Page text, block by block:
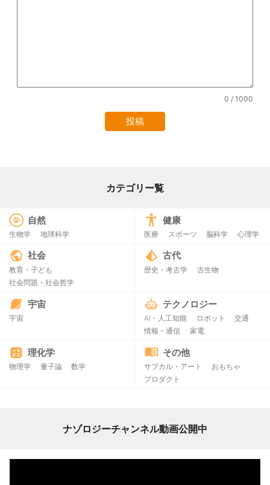
0 / 1000
カテゴリー覧
自然
生物学 地球科学
健康
医療 スポーツ 脳科学 心理学
社会
教育・子ども
社会問題・社会哲学
古代
歴史・考古学 古生物
宇宙
宇宙
テクノロジー
AI・人工知能 ロボット
交通
情報・通信
家電
理化学
物理学 量子論 数学
その他
サブカル・アート
おもちゃ
プロダクト
ナゾロジーチャンネル動画公開中